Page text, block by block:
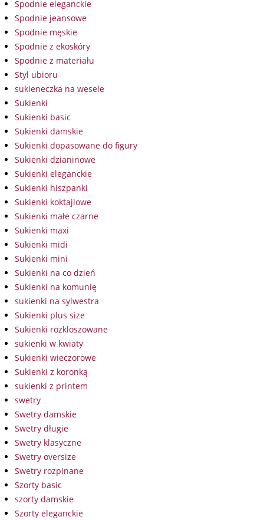
Spodnie eleganckie
Spodnie jeansowe
Spodnie męskie
Spodnie z ekoskóry
Spodnie z materiału
Styl ubioru
sukieneczka na wesele
Sukienki
Sukienki basic
Sukienki damskie
Sukienki dopasowane do figury
Sukienki dzianinowe
Sukienki eleganckie
Sukienki hiszpanki
Sukienki koktajlowe
Sukienki małe czarne
Sukienki maxi
Sukienki midi
Sukienki mini
Sukienki na co dzień
Sukienki na komunię
sukienki na sylwestra
Sukienki plus size
Sukienki rozkloszowane
sukienki w kwiaty
Sukienki wieczorowe
Sukienki z koronką
sukienki z printem
swetry
Swetry damskie
Swetry długie
Swetry klasyczne
Swetry oversize
Swetry rozpinane
Szorty basic
szorty damskie
Szorty eleganckie